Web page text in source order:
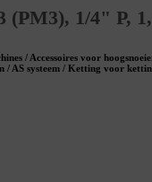
(PM3), 1/4" P,
/ Accessoires voor
/ AS systeem / Ketting voor